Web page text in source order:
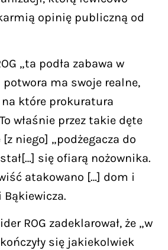
opinię publiczną od
„ta podła zabawa w
ma swoje realne,
które prokuratura
właśnie przez takie dęte
niego] „podżegacza do
się ofiarą nożownika.
atakowano […] dom i
ROG zadeklarował, że „w
się jakiekolwiek